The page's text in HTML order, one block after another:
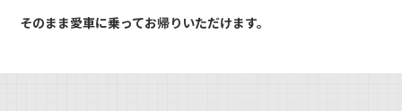
そのまま愛車に乗ってお帰りいただけます。